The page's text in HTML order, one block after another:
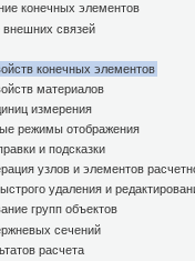
конечных элементов
связей
конечных элементов
материалов
измерения
режимы отображения
и подсказки
узлов и элементов
удаления и
групп объектов
сечений
расчета